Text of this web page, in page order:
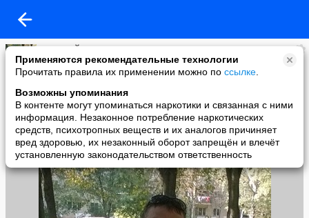
Применяются рекомендательные технологии
Прочитать правила их применении можно по ссылке
Возможны упоминания
В контенте могут упоминаться наркотики и связанная с ними
информация. Незаконное потребление наркотических
средств, психотропных веществ и их аналогов причиняет
вред здоровью, их незаконный оборот запрещён и влечёт
установленную законодательством ответственность
АЛЕКСЕЙ ЕРМАКОВ
added a photo
25 Sep в 18:38